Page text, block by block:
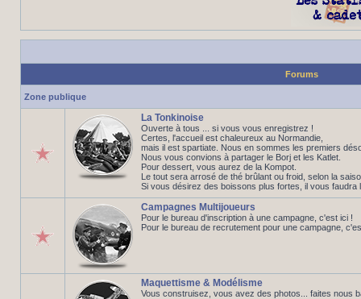
Forums
Zone publique
La Tonkinoise
Ouverte à tous ... si vous vous enregistrez !
Certes, l'accueil est chaleureux au Normandie,
mais il est spartiate. Nous en sommes les premiers
Nous vous convions à partager le Borj et les Katlet.
Pour dessert, vous aurez de la Kompot.
Le tout sera arrosé de thé brûlant ou froid, selon la
Si vous désirez des boissons plus fortes, il vous faudra
Campagnes Multijoueurs
Pour le bureau d'inscription à une campagne, c'est ici !
Pour le bureau de recrutement pour une campagne,
Maquettisme & Modélisme
Vous construisez, vous avez des photos... faites nous